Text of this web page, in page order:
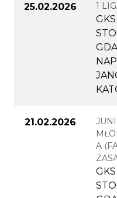
25.02.2026 1
GKS
21.02.2026
A
GKS